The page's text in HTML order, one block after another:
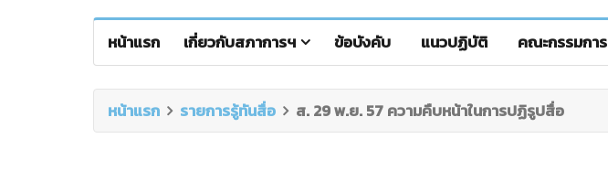
หน้าแรก เกี่ยวกับสภาการฯ ข้อบังคับ แนวปฏิบัติ คณะกรรมการ
หน้าแรก รายการรู้ทันสื่อ ส. 29 พ.ย. 57 ความคืบหน้าในการปฏิรูปสื่อ